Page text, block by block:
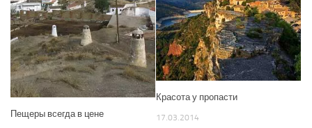
Пещеры всегда в цене
Красота у пропасти
17.03.2014